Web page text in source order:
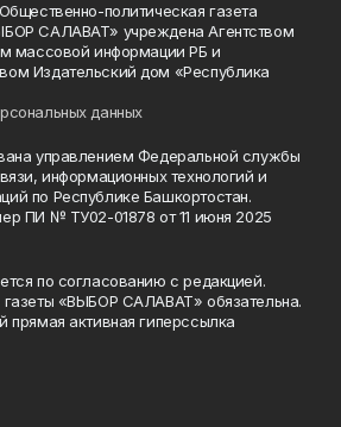
политическая газета
САЛАВАТ» учреждена Агентством
массовой информации РБ и
Издательский дом «Республика
данных
управлением Федеральной службы
информационных технологий и
по Республике Башкортостан.
ПИ № ТУ02-01878 от 11 июня 2025
по согласованию с редакцией.
«ВЫБОР САЛАВАТ» обязательна.
прямая активная гиперссылка